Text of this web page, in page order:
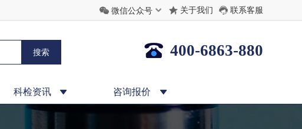
微信公众号 关于我们 联系客服
400-6863-880
科检资讯 咨询报价